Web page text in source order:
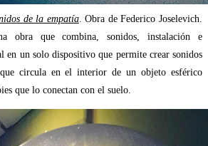
de la empatía. Obra de Federico Joselevich.
obra que combina, sonidos, instalación e
en un solo dispositivo que permite crear sonidos
circula en el interior de un objeto esférico
que lo conectan con el suelo.